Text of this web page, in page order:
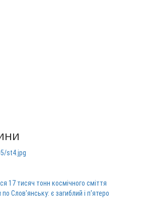
17 тисяч тонн космічного сміття
Слов'янську: є загиблий і п'ятеро